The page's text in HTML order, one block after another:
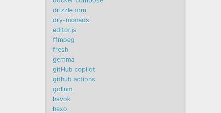
drizzle orm
dry-monads
editor.js
ffmpeg
fresh
gemma
gitHub copilot
github actions
gollum
havok
hexo